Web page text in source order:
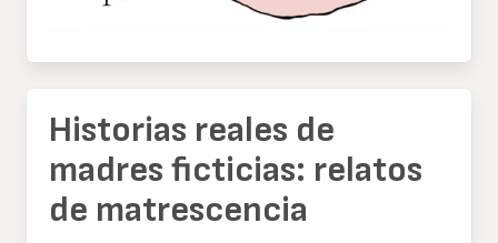
Historias reales de
madres ficticias: relatos
de matrescencia